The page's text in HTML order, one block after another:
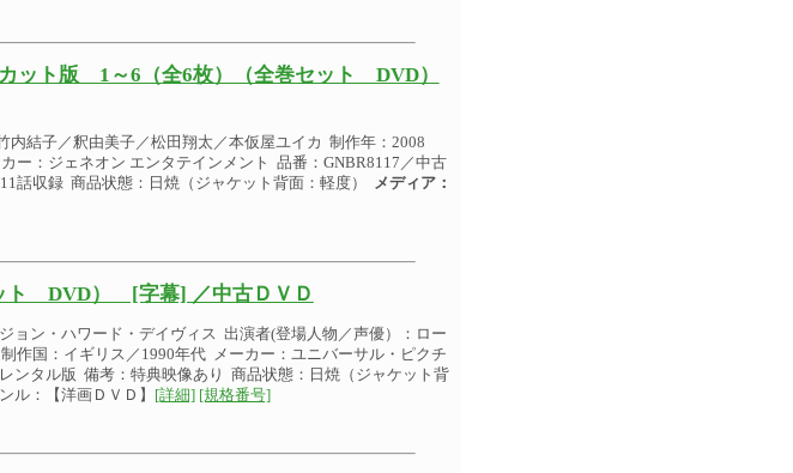
ット版 1～6（全6枚）（全巻セット DVD）
結子／釈由美子／松田翔太／本仮屋ユイカ 制作年：2008
ー：ジェネオン エンタテインメント 品番：GNBR8117／中古
話収録 商品状態：日焼（ジャケット背面：軽度）
メディア：
ト DVD） [字幕] ／中古ＤＶＤ
ョン・ハワード・デイヴィス 出演者(登場人物／声優）：ロー
作国：イギリス／1990年代 メーカー：ユニバーサル・ピクチ
ンタル版 備考：特典映像あり 商品状態：日焼（ジャケット背
ル：【洋画ＤＶＤ】 [詳細] [規格番号]